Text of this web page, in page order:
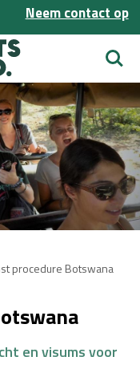
Neem contact op
Zoek
procedure Botswana
en visums voor